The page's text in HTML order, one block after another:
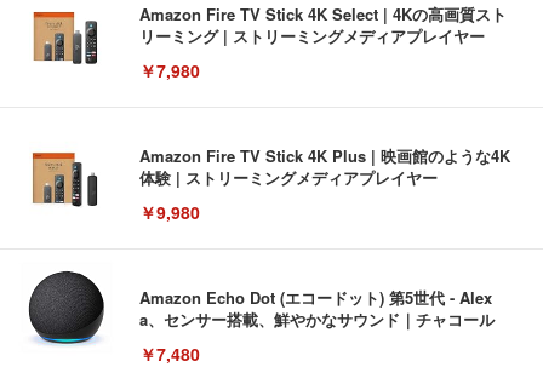
Amazon Fire TV Stick 4K Select | 4Kの高画質スト
リーミング | ストリーミングメディアプレイヤー
￥7,980
Amazon Fire TV Stick 4K Plus | 映画館のような4K
体験 | ストリーミングメディアプレイヤー
￥9,980
Amazon Echo Dot (エコードット) 第5世代 - Alex
a、センサー搭載、鮮やかなサウンド｜チャコール
￥7,480